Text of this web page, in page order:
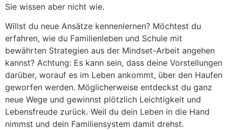
Sie wissen aber nicht wie.
Willst du neue Ansätze kennenlernen? Möchtest du
erfahren, wie du Familienleben und Schule mit
bewährten Strategien aus der Mindset-Arbeit angehen
kannst? Achtung: Es kann sein, dass deine Vorstellungen
darüber, worauf es im Leben ankommt, über den Haufen
geworfen werden. Möglicherweise entdeckst du ganz
neue Wege und gewinnst plötzlich Leichtigkeit und
Lebensfreude zurück. Weil du dein Leben in die Hand
nimmst und dein Familiensystem damit drehst.